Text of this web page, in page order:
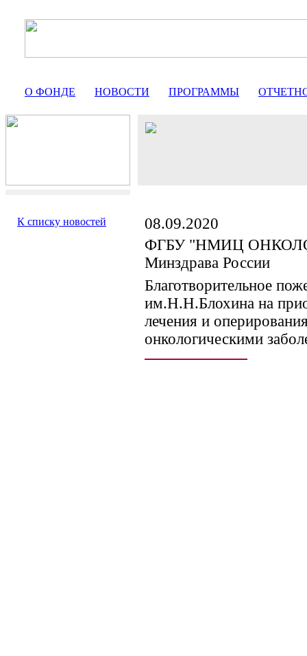
О ФОНДЕ НОВОСТИ ПРОГРАММЫ
К списку новостей
08.09.2020
ФГБУ "НМИЦ
Минздрава России
Благотворительное
им.Н.Н.Блохина на
лечения и
онкологическими